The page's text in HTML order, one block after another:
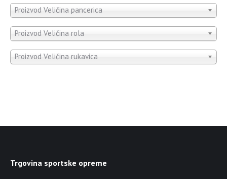
Proizvod Veličina pancerica
Proizvod Veličina rola
Proizvod Veličina rukavica
Trgovina sportske opreme